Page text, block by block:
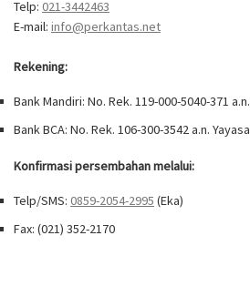
Telp: 021-3442463
E-mail: info@perkantas.net
Rekening:
Bank Mandiri: No. Rek. 119-000-5040-371
Bank BCA: No. Rek. 106-300-3542 a.n.
Konfirmasi persembahan melalui:
Telp/SMS: 0859-2054-2995 (Eka)
Fax: (021) 352-2170